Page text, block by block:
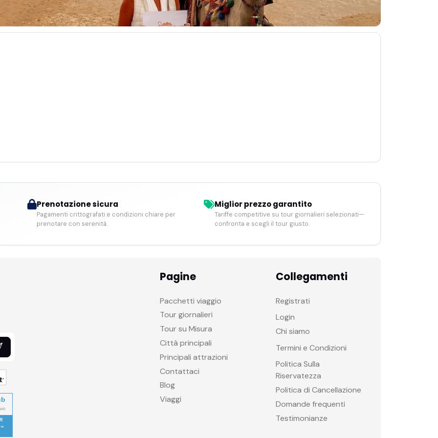
Prenotazione sicura
Pagamenti crittografati e condizioni chiare per
prenotare con serenità.
Miglior prezzo garantito
Tariffe competitive su tour giornalieri selezionati—
confronta e scegli il tour giusto.
Pagine
Pacchetti viaggio
Tour giornalieri
Tour su Misura
Città principali
Principali attrazioni
Contattaci
Blog
Viaggi
Collegamenti
Registrati
Login
Chi siamo
Termini e Condizioni
Politica Sulla
Riservatezza
Politica di Cancellazione
Domande frequenti
Testimonianze